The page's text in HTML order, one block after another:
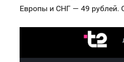
Европы и СНГ — 49 рублей.